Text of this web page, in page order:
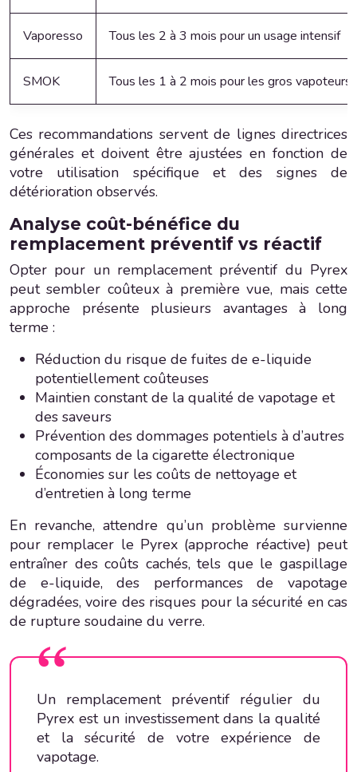
Vaporesso Tous les 2 à 3 mois pour un usage intensif
SMOK Tous les 1 à 2 mois pour les gros vapoteurs
Ces recommandations servent de lignes directrices
générales et doivent être ajustées en fonction de
votre utilisation spécifique et des signes de
détérioration observés.
Analyse coût-bénéfice du
remplacement préventif vs réactif
Opter pour un remplacement préventif du Pyrex
peut sembler coûteux à première vue, mais cette
approche présente plusieurs avantages à long
terme :
Réduction du risque de fuites de e-liquide
potentiellement coûteuses
Maintien constant de la qualité de vapotage et
des saveurs
Prévention des dommages potentiels à d’autres
composants de la cigarette électronique
Économies sur les coûts de nettoyage et
d’entretien à long terme
En revanche, attendre qu’un problème survienne
pour remplacer le Pyrex (approche réactive) peut
entraîner des coûts cachés, tels que le gaspillage
de e-liquide, des performances de vapotage
dégradées, voire des risques pour la sécurité en cas
de rupture soudaine du verre.
Un remplacement préventif régulier du
Pyrex est un investissement dans la qualité
et la sécurité de votre expérience de
vapotage.